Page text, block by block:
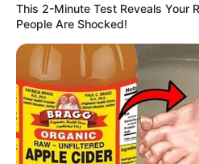
This 2-Minute Test Reveals Your
People Are Shocked!